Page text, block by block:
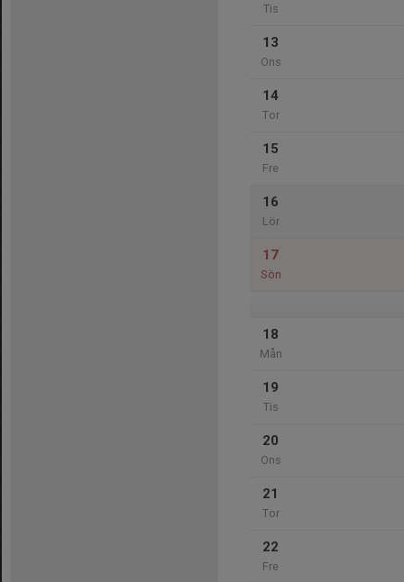
Tis
13
Ons
14
Tor
15
Fre
16
Lör
17
Sön
18
Mån
19
Tis
20
Ons
21
Tor
22
Fre